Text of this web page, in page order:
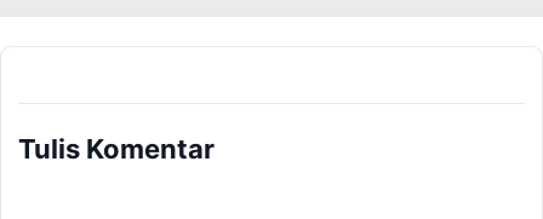
Tulis Komentar